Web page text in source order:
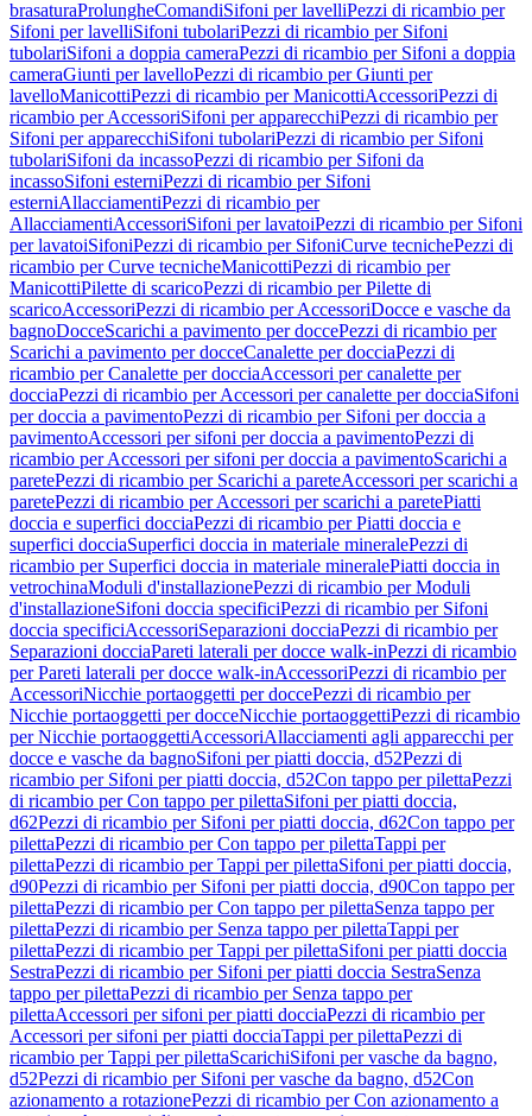
brasaturaProlungheComandiSifoni per lavelliPezzi di ricambio per
Sifoni per lavelliSifoni tubolariPezzi di ricambio per Sifoni
tubolariSifoni a doppia cameraPezzi di ricambio per Sifoni a doppia
cameraGiunti per lavelloPezzi di ricambio per Giunti per
lavelloManicottiPezzi di ricambio per ManicottiAccessoriPezzi di
ricambio per AccessoriSifoni per apparecchiPezzi di ricambio per
Sifoni per apparecchiSifoni tubolariPezzi di ricambio per Sifoni
tubolariSifoni da incassoPezzi di ricambio per Sifoni da
incassoSifoni esterniPezzi di ricambio per Sifoni
esterniAllacciamentiPezzi di ricambio per
AllacciamentiAccessoriSifoni per lavatoiPezzi di ricambio per Sifoni
per lavatoiSifoniPezzi di ricambio per SifoniCurve tecnichePezzi di
ricambio per Curve tecnicheManicottiPezzi di ricambio per
ManicottiPilette di scaricoPezzi di ricambio per Pilette di
scaricoAccessoriPezzi di ricambio per AccessoriDocce e vasche da
bagnoDocceScarichi a pavimento per doccePezzi di ricambio per
Scarichi a pavimento per docceCanalette per docciaPezzi di
ricambio per Canalette per docciaAccessori per canalette per
docciaPezzi di ricambio per Accessori per canalette per docciaSifoni
per doccia a pavimentoPezzi di ricambio per Sifoni per doccia a
pavimentoAccessori per sifoni per doccia a pavimentoPezzi di
ricambio per Accessori per sifoni per doccia a pavimentoScarichi a
paretePezzi di ricambio per Scarichi a pareteAccessori per scarichi a
paretePezzi di ricambio per Accessori per scarichi a paretePiatti
doccia e superfici docciaPezzi di ricambio per Piatti doccia e
superfici docciaSuperfici doccia in materiale mineralePezzi di
ricambio per Superfici doccia in materiale mineralePiatti doccia in
vetrochinaModuli d'installazionePezzi di ricambio per Moduli
d'installazioneSifoni doccia specificiPezzi di ricambio per Sifoni
doccia specificiAccessoriSeparazioni docciaPezzi di ricambio per
Separazioni docciaPareti laterali per docce walk-inPezzi di ricambio
per Pareti laterali per docce walk-inAccessoriPezzi di ricambio per
AccessoriNicchie portaoggetti per doccePezzi di ricambio per
Nicchie portaoggetti per docceNicchie portaoggettiPezzi di ricambio
per Nicchie portaoggettiAccessoriAllacciamenti agli apparecchi per
docce e vasche da bagnoSifoni per piatti doccia, d52Pezzi di
ricambio per Sifoni per piatti doccia, d52Con tappo per pilettaPezzi
di ricambio per Con tappo per pilettaSifoni per piatti doccia,
d62Pezzi di ricambio per Sifoni per piatti doccia, d62Con tappo per
pilettaPezzi di ricambio per Con tappo per pilettaTappi per
pilettaPezzi di ricambio per Tappi per pilettaSifoni per piatti doccia,
d90Pezzi di ricambio per Sifoni per piatti doccia, d90Con tappo per
pilettaPezzi di ricambio per Con tappo per pilettaSenza tappo per
pilettaPezzi di ricambio per Senza tappo per pilettaTappi per
pilettaPezzi di ricambio per Tappi per pilettaSifoni per piatti doccia
SestraPezzi di ricambio per Sifoni per piatti doccia SestraSenza
tappo per pilettaPezzi di ricambio per Senza tappo per
pilettaAccessori per sifoni per piatti docciaPezzi di ricambio per
Accessori per sifoni per piatti docciaTappi per pilettaPezzi di
ricambio per Tappi per pilettaScarichiSifoni per vasche da bagno,
d52Pezzi di ricambio per Sifoni per vasche da bagno, d52Con
azionamento a rotazionePezzi di ricambio per Con azionamento a